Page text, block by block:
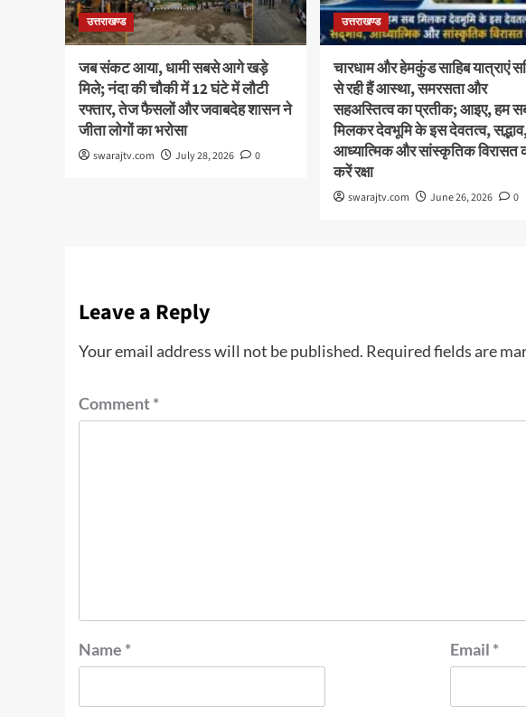
उत्तराखण्ड
जब संकट आया, धामी सबसे आगे खड़े
मिले; नंदा की चौकी में 12 घंटे में लौटी
रफ्तार, तेज फैसलों और जवाबदेह शासन ने
जीता लोगों का भरोसा
swarajtv.com July 28, 2026 0
उत्तराखण्ड
चारधाम और हेमकुंड साहिब यात्राएं
से रही हैं आस्था, समरसता और
सहअस्तित्व का प्रतीक; आइए, हम
मिलकर देवभूमि के इस देवतत्व,
आध्यात्मिक और सांस्कृतिक विरासत
करें रक्षा
swarajtv.com June 26, 2026 0
Leave a Reply
Your email address will not be published. Required fields are
Comment*
Name * Email *